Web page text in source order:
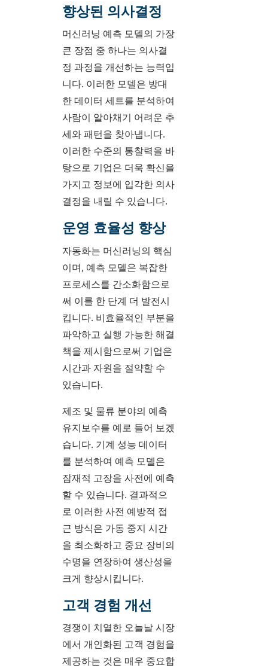
향상된 의사결정
머신러닝 예측 모델의 가장
큰 장점 중 하나는 의사결
정 과정을 개선하는 능력입
니다. 이러한 모델은 방대
한 데이터 세트를 분석하여
사람이 알아채기 어려운 추
세와 패턴을 찾아냅니다.
이러한 수준의 통찰력을 바
탕으로 기업은 더욱 확신을
가지고 정보에 입각한 의사
결정을 내릴 수 있습니다.
운영 효율성 향상
자동화는 머신러닝의 핵심
이며, 예측 모델은 복잡한
프로세스를 간소화함으로
써 이를 한 단계 더 발전시
킵니다. 비효율적인 부분을
파악하고 실행 가능한 해결
책을 제시함으로써 기업은
시간과 자원을 절약할 수
있습니다.
제조 및 물류 분야의 예측
유지보수를 예로 들어 보겠
습니다. 기계 성능 데이터
를 분석하여 예측 모델은
잠재적 고장을 사전에 예측
할 수 있습니다. 결과적으
로 이러한 사전 예방적 접
근 방식은 가동 중지 시간
을 최소화하고 중요 장비의
수명을 연장하여 생산성을
크게 향상시킵니다.
고객 경험 개선
경쟁이 치열한 오늘날 시장
에서 개인화된 고객 경험을
제공하는 것은 매우 중요합